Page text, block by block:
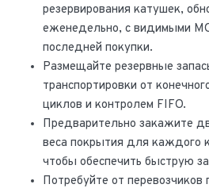
резервирования катушек,
еженедельно, с видимыми
последней покупки.
Размещайте резервные
транспортировки от
циклов и контролем FIFO.
Предварительно закажите
веса покрытия для каждого
чтобы обеспечить быструю
Потребуйте от перевозчиков